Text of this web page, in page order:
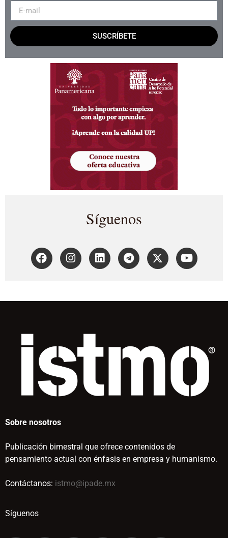
SUSCRÍBETE
Síguenos
Sobre nosotros
Publicación bimestral que ofrece contenidos de
pensamiento actual con énfasis en empresa y humanismo.
Contáctanos: istmo@ipade.mx
Síguenos